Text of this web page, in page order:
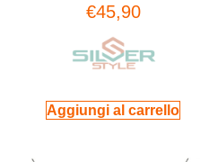
€45,90
Aggiungi al carrello